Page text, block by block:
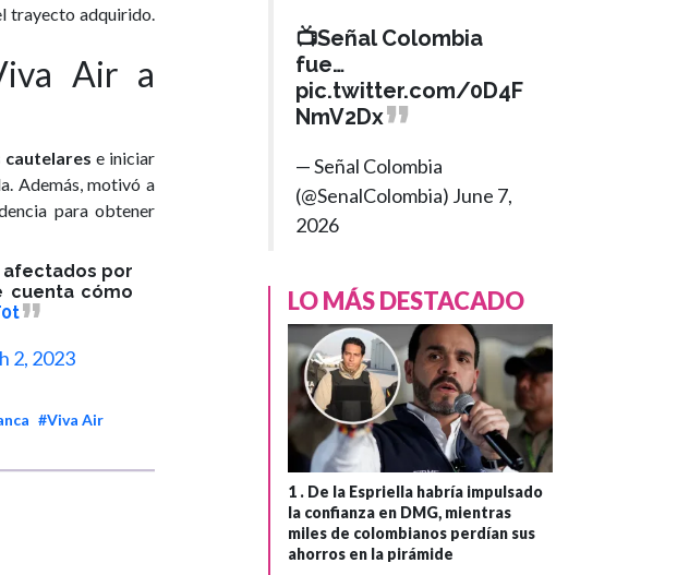
trayecto adquirido.
Air a
e iniciar
Además, motivó a
para obtener
por
cuenta cómo
2, 2023
#Viva Air
EMPRESAS
📺Señal Colombia
fue…
pic.twitter.com/0D4F
NmV2Dx
— Señal Colombia
(@SenalColombia) June 7,
2026
LO MÁS DESTACADO
1 . De la Espriella habría impulsado
la confianza en DMG, mientras
miles de colombianos perdían sus
ahorros en la pirámide